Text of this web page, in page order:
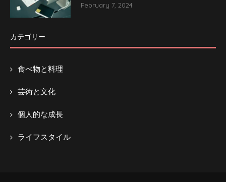
February 7, 2024
カテゴリー
食べ物と料理
芸術と文化
個人的な成長
ライフスタイル